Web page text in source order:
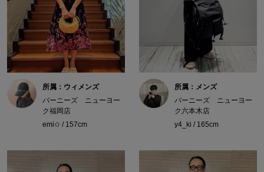
所属：ウィメンズ
バーニーズ ニューヨー
ク福岡店
emi✩ / 157cm
所属：メンズ
バーニーズ ニューヨー
ク六本木店
y4_ki / 165cm